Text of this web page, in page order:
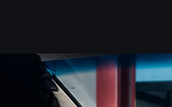
Toyota, Mazda,